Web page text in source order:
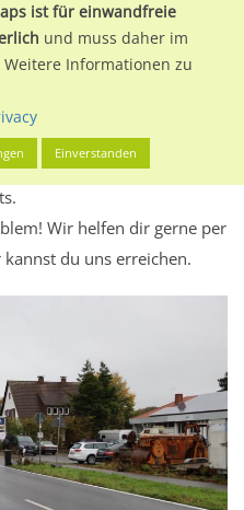
undLeistungswerte. Damit
im Detail über den
Werbewirkung sowie
zugelassenen
im unteren Teil dieser Seite
Wir helfen dir gerne per
kannst du uns erreichen.
ist für einwandfreie
und muss daher im
Informationen zu
Einverstanden